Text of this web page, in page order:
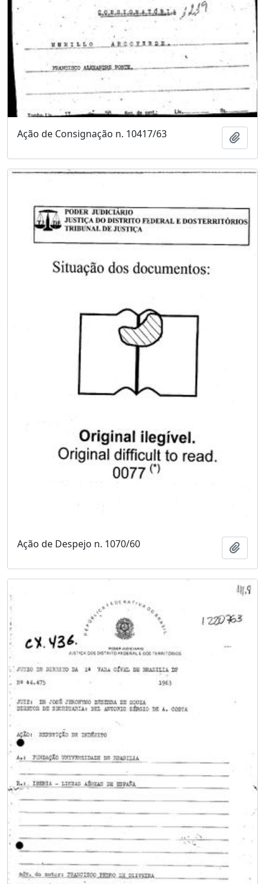
Ação de Consignação n. 10417/63
Ação de Despejo n. 1070/60